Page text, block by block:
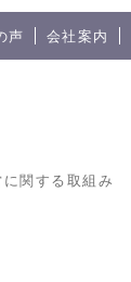
声 会社案内
関する取組み